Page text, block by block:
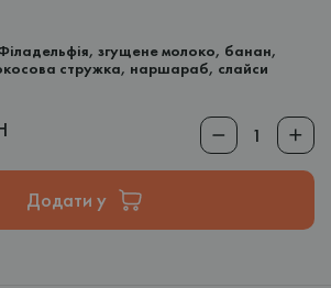
згущене молоко, банан,
стружка, наршараб, слайси
Додати у